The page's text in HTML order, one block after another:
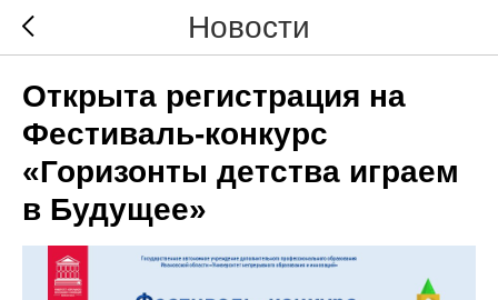
Новости
Открыта регистрация на
Фестиваль-конкурс
«Горизонты детства играем
в Будущее»